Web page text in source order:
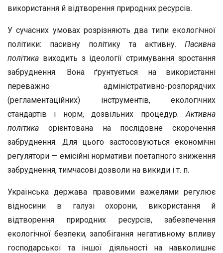
використання й відтворення природних ресурсів.
У сучасних умовах розрізняють два типи екологічної
політики: пасивну політику та активну. Пасивна
політика виходить з ідеології стримування зростання
забруднення. Вона ґрунтується на використанні
переважно адміністративно-розпорядчих
(регламентаційних) інструментів, екологічних
стандартів і норм, дозвільних процедур.Активна
політика орієнтована на послідовне скорочення
забруднення. Для цього застосовуються економічні
регулятори — емісійні нормативи поетапного зниження
забруднення, тимчасові дозволи на викиди і т. п.
Українська держава правовими важелями регулює
відносини в галузі охорони, використання й
відтворення природних ресурсів, забезпечення
екологічної безпеки, запобігання негативному впливу
господарської та іншої діяльності на навколишнє